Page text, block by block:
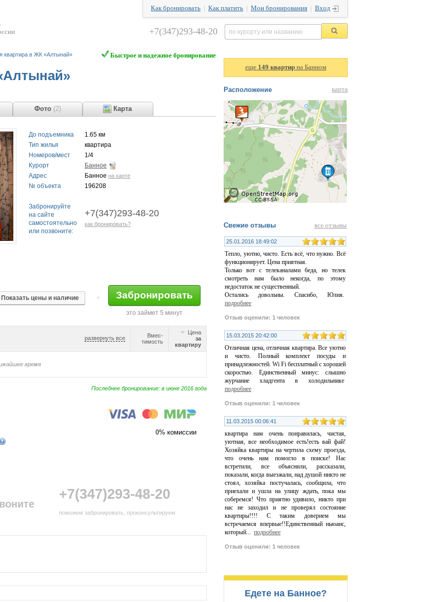
Как бронировать Как платить Мои бронирования Вход
+7(347)293-48-20
квартира в ЖК «Алтынай» Быстрое и надежное бронирование
Фото (2) Карта
До подъемника
1.65 км
Тип жилья
квартира
Номеров/мест
1/4
Курорт
Банное
Адрес
Банное на карте
№ объекта 196208
Забронируйте
на сайте
самостоятельно
или позвоните:
+7(347)293-48-20
как бронировать?
>
это займет 5 минут
развернуть все
Вмес-
тимость
Цена
за
квартиру
время
Последнее бронирование: в июне 2016 года
0% комиссии
+7(347)293-48-20
поможем забронировать, проконсультируем
еще 149 квартир на Банном
Расположение карта
Свежие отзывы все отзывы
25.01.2016 18:49:02
Тепло, уютно, чисто. Есть всё, что нужно. Всё
функционирует. Цена приятная.
Только вот с телеканалами беда, но телек
смотреть нам было некогда, по этому
недостаток не существенный.
Остались довольны. Спасибо, Юлия.
подробнее
Отзыв оценили: 1 человек
15.03.2015 20:42:00
Отличная цена, отличная квартира. Все уютно
и чисто. Полный комплект посуды и
принадлежностей. Wi Fi бесплатный с хорошей
скоростью. Единственный минус: слышно
журчание хладгента в холодильнике
подробнее
Отзыв оценили: 1 человек
11.03.2015 00:06:41
квартира нам очень понравилась, чистая,
уютная, все необходимое есть!есть вай фай!
Хозяйка квартиры на чертила схему проезда,
что очень нам помогло в поиске! Нас
встретили, все объяснили, рассказали,
показали, когда выезжали, над душой никто не
стоял, хозяйка постучалась, сообщила, что
приехали и ушла на улицу ждать, пока мы
соберемся! Что приятно удивило, никто при
нас не заходил и не проверял состояние
квартиры!!!! С таким доверием мы
встречаемся впервые!!Единственный ньюанс,
который... подробнее
Отзыв оценили: 1 человек
Едете на Банное?